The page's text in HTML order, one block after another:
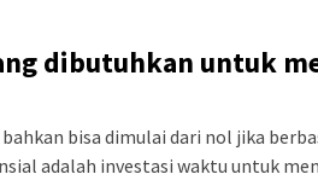
dibutuhkan untuk
bisa dimulai dari nol jika
adalah investasi waktu untuk